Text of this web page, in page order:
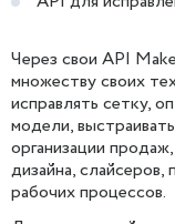
Через свои API
множеству своих
исправлять сетку,
модели,
организации
дизайна,
рабочих процессов.